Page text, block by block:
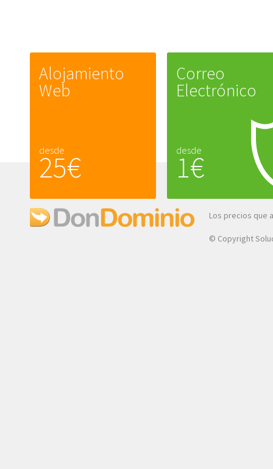
Alojamiento
Web
desde
25€
Correo
Electrónico
desde
1€
Los precios que
© Copyright